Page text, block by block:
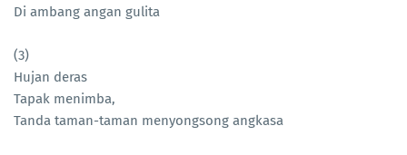
Di ambang angan gulita
(3)
Hujan deras
Tapak menimba,
Tanda taman-taman menyongsong angkasa